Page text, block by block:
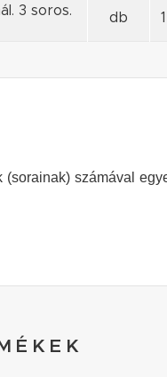
3 soros.
db
számával